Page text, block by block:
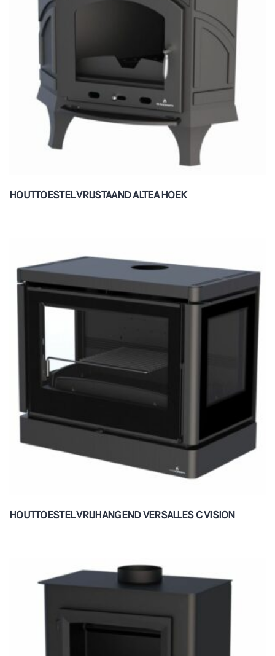
HOUTTOESTEL VRIJSTAAND ALTEA HOEK
HOUTTOESTEL VRIJHANGEND VERSALLES C VISION